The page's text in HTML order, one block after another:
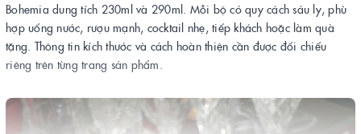
Bohemia dung tích 230ml và 290ml. Mỗi bộ có quy cách sáu ly, phù
hợp uống nước, rượu mạnh, cocktail nhẹ, tiếp khách hoặc làm quà
tặng. Thông tin kích thước và cách hoàn thiện cần được đối chiếu
riêng trên từng trang sản phẩm.